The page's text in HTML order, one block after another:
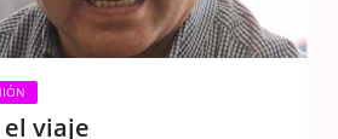
viaje